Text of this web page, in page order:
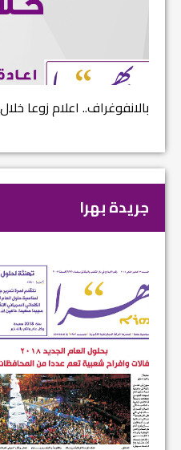
نتائج الاستفتاء.. بين اعلان
جريدة بهرا